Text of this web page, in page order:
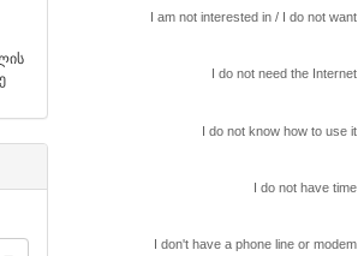
I am not interested in / I do not want
I do not need the Internet
I do not know how to use it
I do not have time
I don't have a phone line or modem